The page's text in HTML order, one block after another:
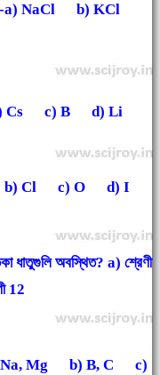
a) NaCl b) KCl
F b) Cs c) B d) Li
a) F b) Cl c) O d) I
ধাতুগুলি অবস্থিত? a) শ্রেণী
12
a) Na, Mg b) B, C c)